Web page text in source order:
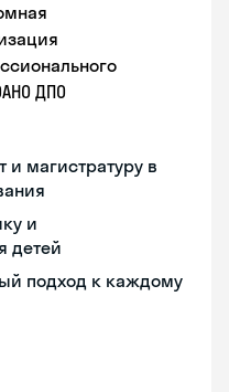
ДПО
и магистратуру в
и
детей
подход к каждому